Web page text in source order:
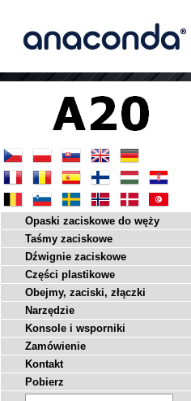
Opaski zaciskowe do węży
Taśmy zaciskowe
Dźwignie zaciskowe
Części plastikowe
Obejmy, zaciski, złączki
Narzędzie
Konsole i wsporniki
Zamówienie
Kontakt
Pobierz